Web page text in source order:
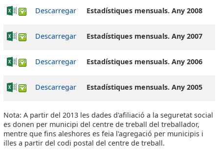
Descarregar Estadístiques mensuals. Any 2008
Descarregar Estadístiques mensuals. Any 2007
Descarregar Estadístiques mensuals. Any 2006
Descarregar Estadístiques mensuals. Any 2005
Nota: A partir del 2013 les dades d'afiliació a la seguretat social
es donen per municipi del centre de treball del treballador,
mentre que fins aleshores es feia l'agregació per municipis i
illes a partir del codi postal del centre de treball.